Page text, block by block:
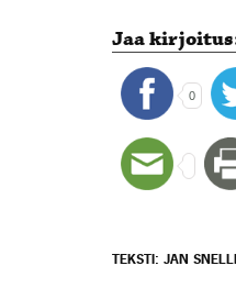
Jaa
0
TEKSTI: JAN